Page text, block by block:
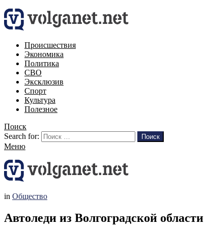
Происшествия
Экономика
Политика
СВО
Эксклюзив
Спорт
Культура
Полезное
Поиск
Search for:
Поиск
Меню
in Общество
Автоледи из Волгоградской